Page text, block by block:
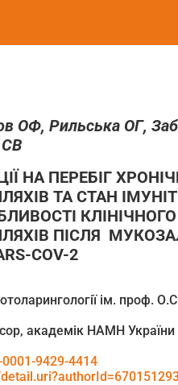
ОФ, Рильська ОГ,
НА ПЕРЕБІГ
ТА СТАН
ПІСЛЯ
COV-2
ім. проф.
академік НАМН України
9429-4414